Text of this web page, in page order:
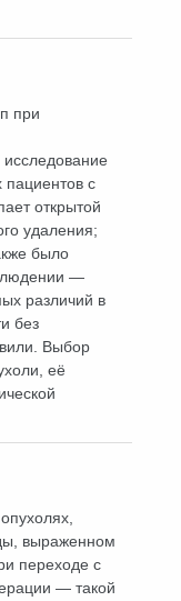
при
пациентов с
открытой
удаления;
было
—
различий в
без
Выбор
её
выраженном
переходе с
— такой